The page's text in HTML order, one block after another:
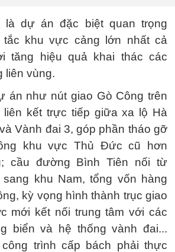
dự án đặc biệt quan trọng
khu vực cảng lớn nhất cả
tăng hiệu quả khai thác các
liên vùng.
án như nút giao Gò Công trên
liên kết trực tiếp giữa xa lộ Hà
Vành đai 3, góp phần tháo gỡ
khu vực Thủ Đức cũ hơn
cầu đường Bình Tiên nối từ
khu Nam, tổng vốn hàng
kỳ vọng hình thành trục giao
mới kết nối trung tâm với các
biển và hệ thống vành đai...
trình cấp bách phải thực